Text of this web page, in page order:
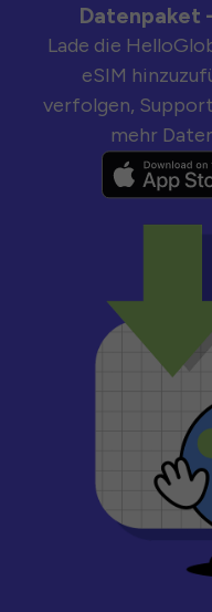
Datenpaket
Lade die
eSIM
verfolgen,
mehr